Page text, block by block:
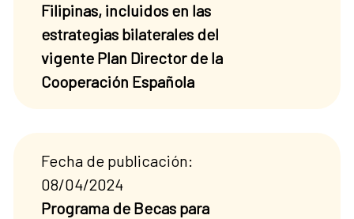
Filipinas, incluidos en las
estrategias bilaterales del
vigente Plan Director de la
Cooperación Española
Fecha de publicación:
08/04/2024
Programa de Becas para